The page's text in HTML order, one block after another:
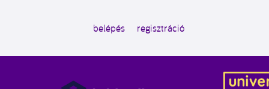
belépés regisztráció